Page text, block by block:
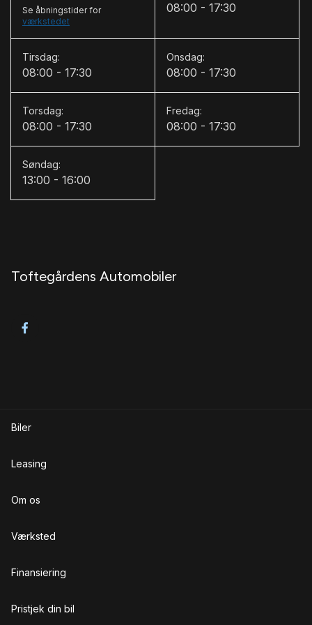
L
Lædersæder
M
N
P
Servostyring
Træthedsregistrering
USB tilslutning
Se åbningstider for
værkstedet
08:00 - 17:30
Tirsdag:
08:00 - 17:30
Onsdag:
08:00 - 17:30
Torsdag:
08:00 - 17:30
Fredag:
08:00 - 17:30
Søndag:
13:00 - 16:00
Toftegårdens Automobiler
Biler
Leasing
Om os
Værksted
Finansiering
Pristjek din bil